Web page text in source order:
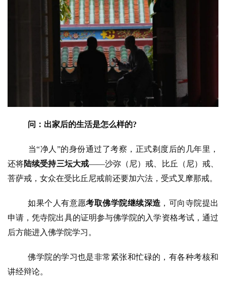
题
慈
善
教
人
物
寺
院
登录
问：出家后的生活是怎么样的?
当“净人 ”的身份通过了考察，正式剃度后的几年里，
还将陆续受持三坛大戒——沙弥（尼）戒、比丘（尼）戒、
菩萨戒，女众在受比丘尼戒前还要加六法，受式叉摩那戒。
如果个人有意愿考取佛学院继续深造 ，可向寺院提出
申请，凭寺院出具的证明参与佛学院的入学资格考试，通过
后方能进入佛学院学习。
佛学院的学习也是非常紧张和忙碌的，有各种考核和
讲经辩论。